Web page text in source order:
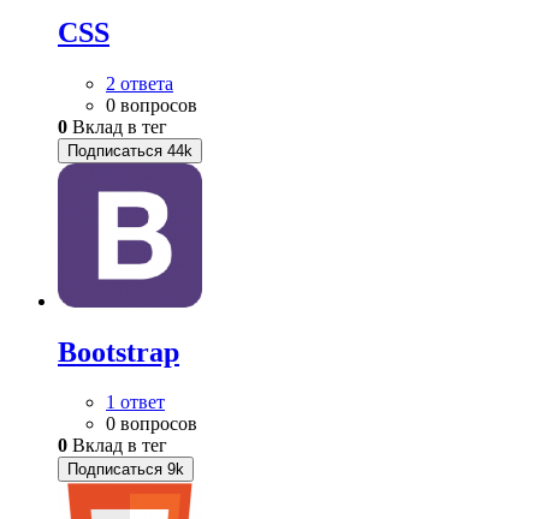
CSS
2 ответа
0 вопросов
0 Вклад в тег
Подписаться 44k
Bootstrap
1 ответ
0 вопросов
0 Вклад в тег
Подписаться 9k